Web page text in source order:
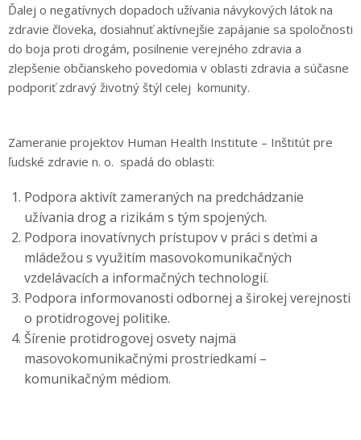
Ďalej o negatívnych dopadoch užívania návykových látok na
zdravie človeka, dosiahnuť aktívnejšie zapájanie sa spoločnosti
do boja proti drogám, posilnenie verejného zdravia a
zlepšenie občianskeho povedomia v oblasti zdravia a súčasne
podporiť zdravý životný štýl celej komunity.
Zameranie projektov Human Health Institute – Inštitút pre
ľudské zdravie n. o. spadá do oblasti:
Podpora aktivít zameraných na predchádzanie
užívania drog a rizikám s tým spojených.
Podpora inovatívnych prístupov v práci s deťmi a
mládežou s využitím masovokomunikačných
vzdelávacích a informačných technologií.
Podpora informovanosti odbornej a širokej verejnosti
o protidrogovej politike.
Šírenie protidrogovej osvety najmä
masovokomunikačnými prostriedkami –
komunikačným médiom.